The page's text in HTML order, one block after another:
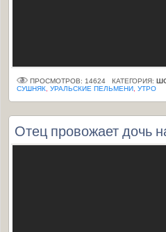
ПРОСМОТРОВ: 14624 КАТЕГОРИЯ:
СУШНЯК УРАЛЬСКИЕ ПЕЛЬМЕНИ УТРО
Отец провожает дочь